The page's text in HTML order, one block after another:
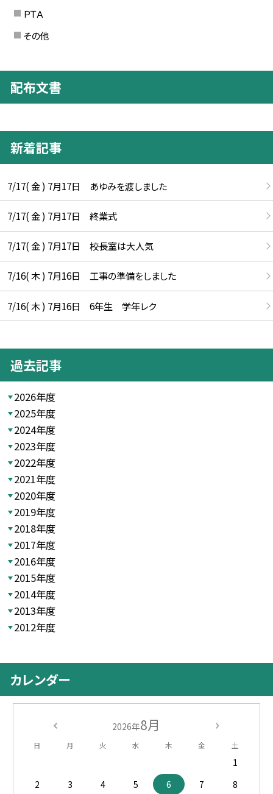
ＰＴＡ
その他
配布文書
新着記事
7/17( 金 ) 7月17日 あゆみを渡しました
7/17( 金 ) 7月17日 終業式
7/17( 金 ) 7月17日 校長室は大人気
7/16( 木 ) 7月16日 工事の準備をしました
7/16( 木 ) 7月16日 6年生 学年レク
過去記事
2026年度
2025年度
2024年度
2023年度
2022年度
2021年度
2020年度
2019年度
2018年度
2017年度
2016年度
2015年度
2014年度
2013年度
2012年度
カレンダー
2026年8月
日 月 火 水 木 金 土
1
2
3 4 5 6 7
8